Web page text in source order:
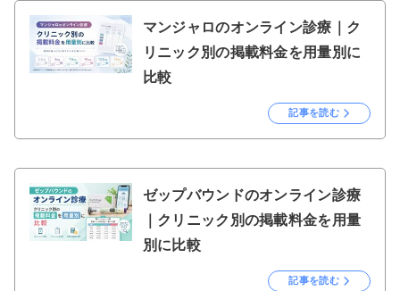
マンジャロのオンライン診療｜ク
リニック別の掲載料金を用量別に
比較
記事を読む
ゼップバウンドのオンライン診療
｜クリニック別の掲載料金を用量
別に比較
記事を読む